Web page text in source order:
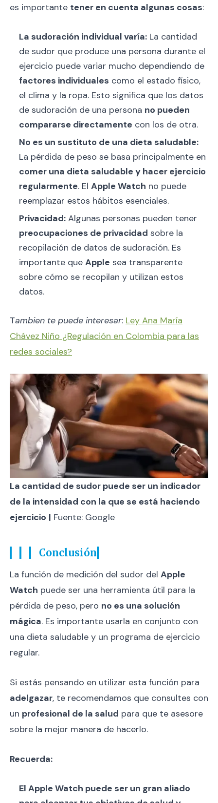
es importante tener en cuenta algunas cosas:
La sudoración individual varía: La cantidad
de sudor que produce una persona durante el
ejercicio puede variar mucho dependiendo de
factores individuales como el estado físico,
el clima y la ropa. Esto significa que los datos
de sudoración de una persona no pueden
compararse directamente con los de otra.
No es un sustituto de una dieta saludable:
La pérdida de peso se basa principalmente en
comer una dieta saludable y hacer ejercicio
regularmente. ElApple Watch no puede
reemplazar estos hábitos esenciales.
Privacidad: Algunas personas pueden tener
preocupaciones de privacidad sobre la
recopilación de datos de sudoración. Es
importante queApple sea transparente
sobre cómo se recopilan y utilizan estos
datos.
Tambien te puede interesar: Ley Ana María
Chávez Niño ¿Regulación en Colombia para las
redes sociales?
La cantidad de sudor puede ser un indicador
de la intensidad con la que se está haciendo
ejercicio | Fuente: Google
Conclusión
La función de medición del sudor del Apple
Watch puede ser una herramienta útil para la
pérdida de peso, pero no es una solución
mágica. Es importante usarla en conjunto con
una dieta saludable y un programa de ejercicio
regular.
Si estás pensando en utilizar esta función para
adelgazar, te recomendamos que consultes con
un profesional de la salud para que te asesore
sobre la mejor manera de hacerlo.
Recuerda:
El Apple Watch puede ser un gran aliado